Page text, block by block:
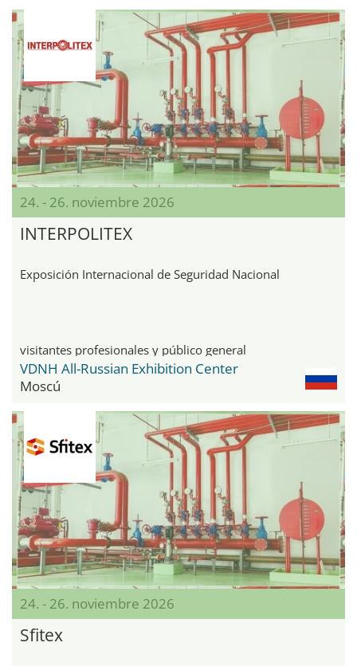
24. - 26. noviembre 2026
INTERPOLITEX
Exposición Internacional de Seguridad Nacional
visitantes profesionales y público general
VDNH All-Russian Exhibition Center
Moscú
24. - 26. noviembre 2026
Sfitex